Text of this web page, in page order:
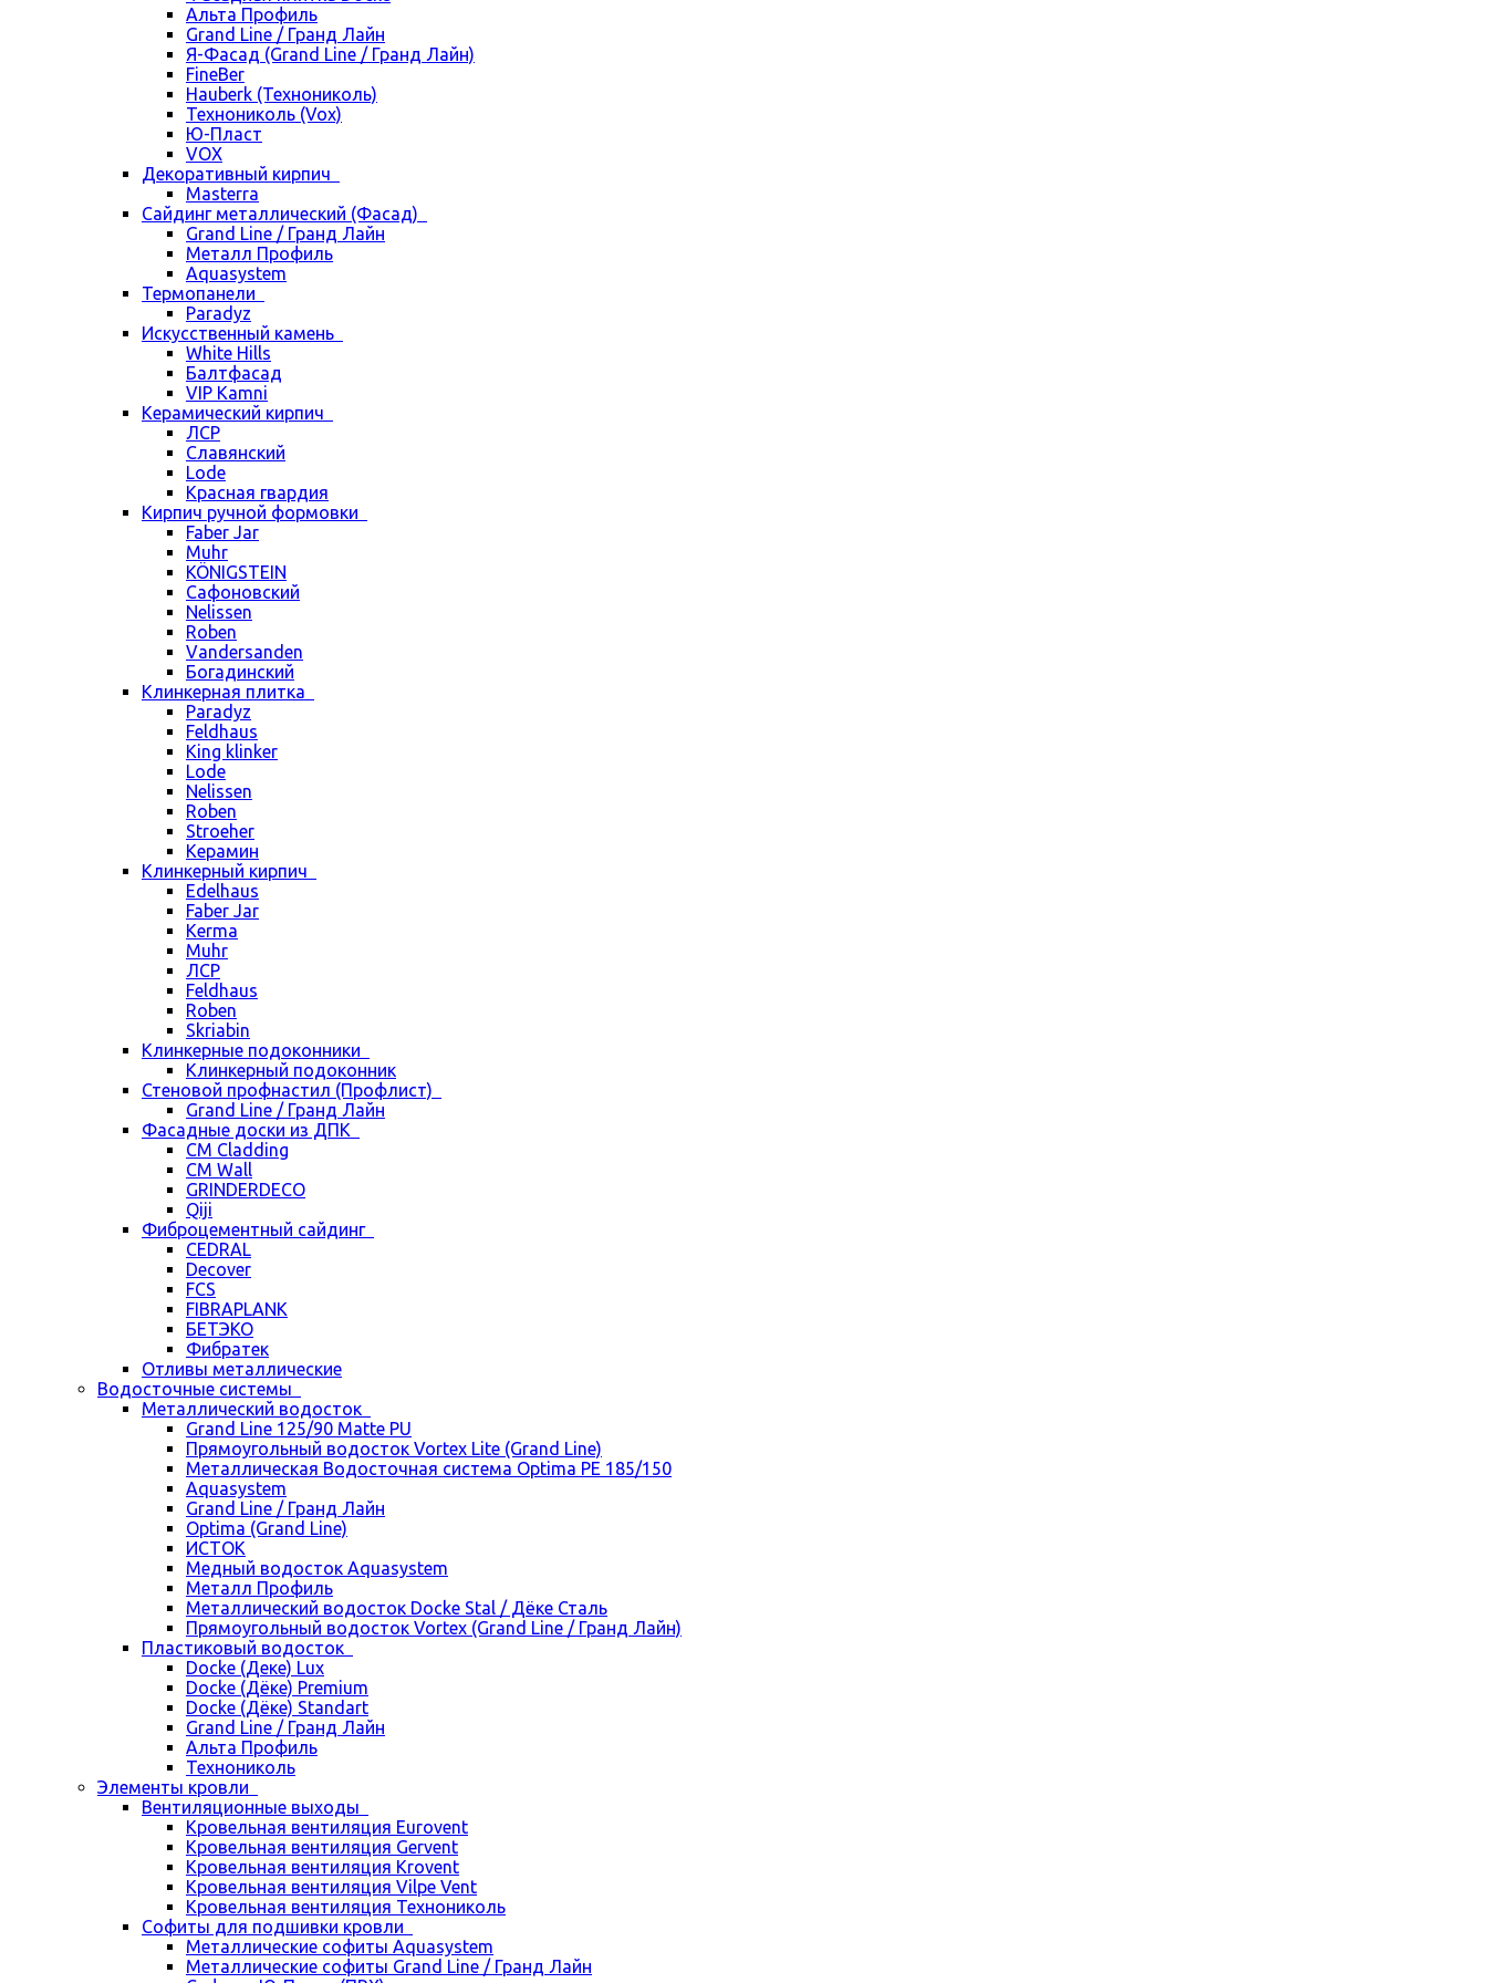
Альта Профиль
Grand Line / Гранд Лайн
Я-Фасад (Grand Line / Гранд Лайн)
FineBer
Hauberk (Технониколь)
Технониколь (Vox)
Ю-Пласт
VOX
Декоративный кирпич
Masterra
Сайдинг металлический (Фасад)
Grand Line / Гранд Лайн
Металл Профиль
Aquasystem
Термопанели
Paradyz
Искусственный камень
White Hills
Балтфасад
VIP Kamni
Керамический кирпич
ЛСР
Славянский
Lode
Красная гвардия
Кирпич ручной формовки
Faber Jar
Muhr
KÖNIGSTEIN
Сафоновский
Nelissen
Roben
Vandersanden
Богадинский
Клинкерная плитка
Paradyz
Feldhaus
King klinker
Lode
Nelissen
Roben
Stroeher
Керамин
Клинкерный кирпич
Edelhaus
Faber Jar
Kerma
Muhr
ЛСР
Feldhaus
Roben
Skriabin
Клинкерные подоконники
Клинкерный подоконник
Стеновой профнастил (Профлист)
Grand Line / Гранд Лайн
Фасадные доски из ДПК
CM Cladding
CM Wall
GRINDERDECO
Qiji
Фиброцементный сайдинг
CEDRAL
Decover
FCS
FIBRAPLANK
БЕТЭКО
Фибратек
Отливы металлические
Водосточные системы
Металлический водосток
Grand Line 125/90 Matte PU
Прямоугольный водосток Vortex Lite (Grand Line)
Металлическая Водосточная система Optima PE 185/150
Aquasystem
Grand Line / Гранд Лайн
Optima (Grand Line)
ИСТОК
Медный водосток Aquasystem
Металл Профиль
Металлический водосток Docke Stal / Дёке Сталь
Прямоугольный водосток Vortex (Grand Line / Гранд Лайн)
Пластиковый водосток
Docke (Деке) Lux
Docke (Дёке) Premium
Docke (Дёке) Standart
Grand Line / Гранд Лайн
Альта Профиль
Технониколь
Элементы кровли
Вентиляционные выходы
Кровельная вентиляция Eurovent
Кровельная вентиляция Gervent
Кровельная вентиляция Krovent
Кровельная вентиляция Vilpe Vent
Кровельная вентиляция Технониколь
Cофиты для подшивки кровли
Металлические софиты Aquasystem
Металлические софиты Grand Line / Гранд Лайн